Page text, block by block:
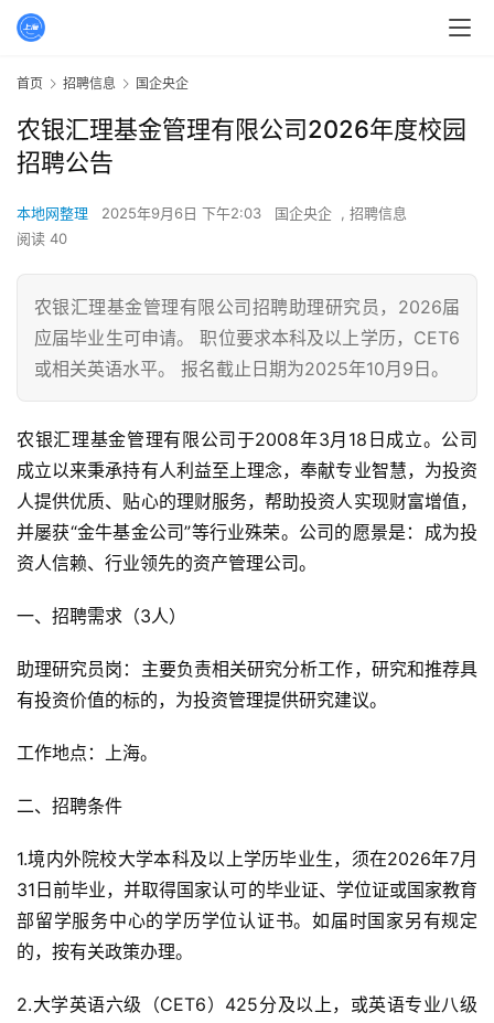
首页 招聘信息 国企央企
农银汇理基金管理有限公司2026年度校园
招聘公告
本地网整理 2025年9月6日 下午2:03 国企央企 , 招聘信息
阅读 40
农银汇理基金管理有限公司招聘助理研究员，2026届
应届毕业生可申请。 职位要求本科及以上学历，CET6
或相关英语水平。 报名截止日期为2025年10月9日。
农银汇理基金管理有限公司于2008年3月18日成立。公司
成立以来秉承持有人利益至上理念，奉献专业智慧，为投资
人提供优质、贴心的理财服务，帮助投资人实现财富增值，
并屡获“金牛基金公司”等行业殊荣。公司的愿景是：成为投
资人信赖、行业领先的资产管理公司。
一、招聘需求（3人）
助理研究员岗：主要负责相关研究分析工作，研究和推荐具
有投资价值的标的，为投资管理提供研究建议。
工作地点：上海。
二、招聘条件
1.境内外院校大学本科及以上学历毕业生，须在2026年7月
31日前毕业，并取得国家认可的毕业证、学位证或国家教育
部留学服务中心的学历学位认证书。如届时国家另有规定
的，按有关政策办理。
2.大学英语六级（CET6）425分及以上，或英语专业八级